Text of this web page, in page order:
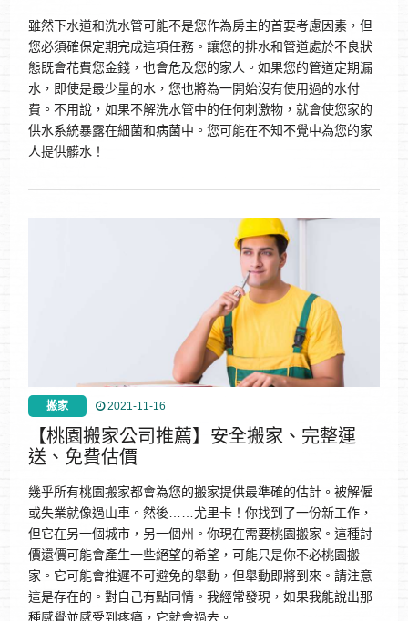
雖然下水道和洗水管​​​​​​​可能不是您作為房主的首要考慮因素，但
您必須確保定期完成這項任務。讓您的排水和管道處於不良狀
態既會花費您金錢，也會危及您的家人。如果您的管道定期漏
水，即使是最少量的水，您也將為一開始沒有使用過的水付
費。不用說，如果不解洗水管中的任何刺激物，就會使您家的
供水系統暴露在細菌和病菌中。您可能在不知不覺中為您的家
人提供髒水！
搬家 2021-11-16
【桃園搬家公司推薦】安全搬家、完整運
送、免費估價
幾乎所有桃園搬家都會為您的搬家提供最準確的估計。被解僱
或失業就像過山車。然後……尤里卡！你找到了一份新工作，
但它在另一個城市，另一個州。你現在需要桃園搬家。這種討
價還價可能會產生一些絕望的希望，可能只是你不必桃園搬
家。它可能會推遲不可避免的舉動，但舉動即將到來。請注意
這是存在的。對自己有點同情。我經常發現，如果我能說出那
種感覺並感受到疼痛，它就會過去。